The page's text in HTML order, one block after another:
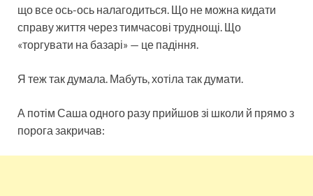
що все ось-ось налагодиться. Що не можна кидати
справу життя через тимчасові труднощі. Що
«торгувати на базарі» — це падіння.
Я теж так думала. Мабуть, хотіла так думати.
А потім Саша одного разу прийшов зі школи й прямо з
порога закричав: